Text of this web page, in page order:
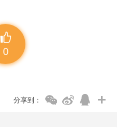
0
分享到：